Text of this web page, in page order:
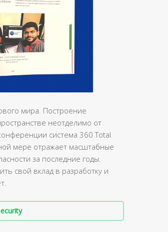
мира. Построение
неотделимо от
система 360 Total
мере отражает масштабные
за последние годы.
свой вклад в разработку и